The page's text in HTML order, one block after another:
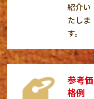
紹介い
たしま
す。
参考価
格例